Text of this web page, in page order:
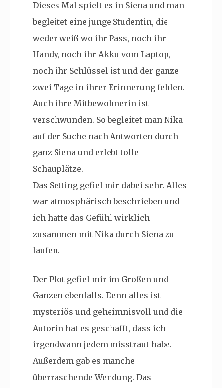
Dieses Mal spielt es in Siena und man
begleitet eine junge Studentin, die
weder weiß wo ihr Pass, noch ihr
Handy, noch ihr Akku vom Laptop,
noch ihr Schlüssel ist und der ganze
zwei Tage in ihrer Erinnerung fehlen.
Auch ihre Mitbewohnerin ist
verschwunden. So begleitet man Nika
auf der Suche nach Antworten durch
ganz Siena und erlebt tolle
Schauplätze.
Das Setting gefiel mir dabei sehr. Alles
war atmosphärisch beschrieben und
ich hatte das Gefühl wirklich
zusammen mit Nika durch Siena zu
laufen.
Der Plot gefiel mir im Großen und
Ganzen ebenfalls. Denn alles ist
mysteriös und geheimnisvoll und die
Autorin hat es geschafft, dass ich
irgendwann jedem misstraut habe.
Außerdem gab es manche
überraschende Wendung. Das